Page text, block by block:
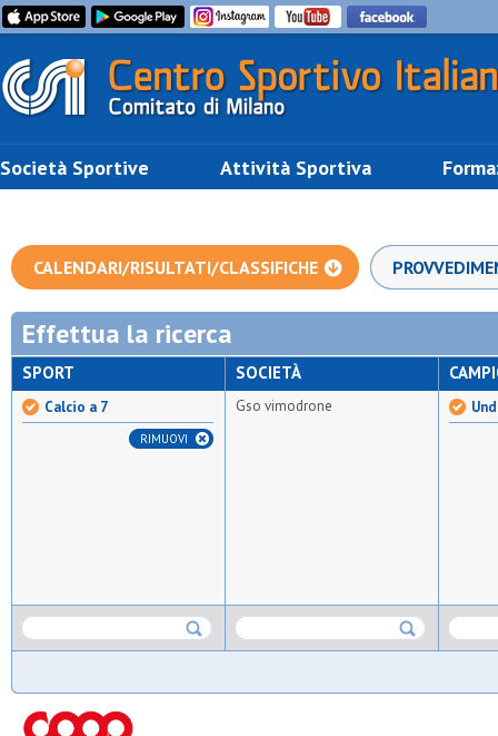
Società Sportive Attività Sportiva
CALENDARI/RISULTATI/CLASSIFICHE
Effettua la ricerca
SPORT
Calcio a 7
RIMUOVI
SOCIETÀ
Gso vimodrone